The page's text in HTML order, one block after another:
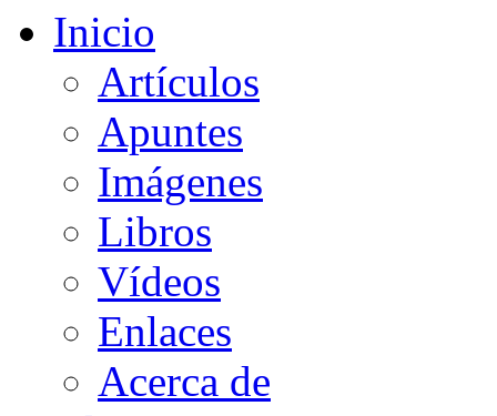
Inicio
Artículos
Apuntes
Imágenes
Libros
Vídeos
Enlaces
Acerca de